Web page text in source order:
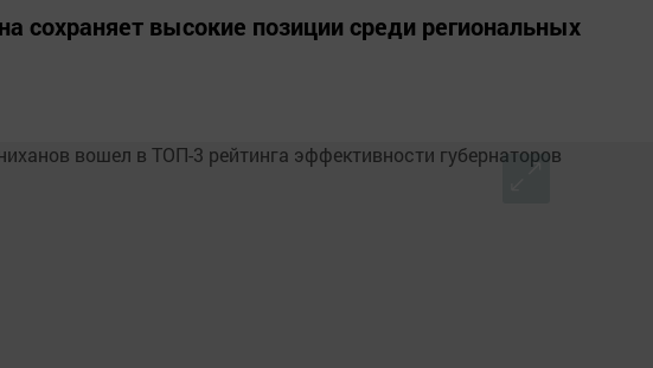
сохраняет высокие позиции среди региональных